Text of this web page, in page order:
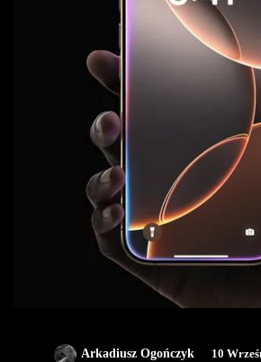
Arkadiusz Ogończyk
10